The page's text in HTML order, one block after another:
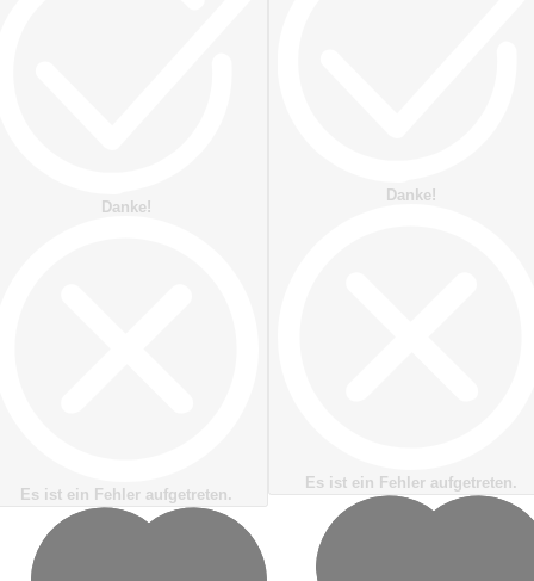
Danke!
Es ist ein Fehler aufgetreten.
Danke!
Es ist ein Fehler aufgetreten.